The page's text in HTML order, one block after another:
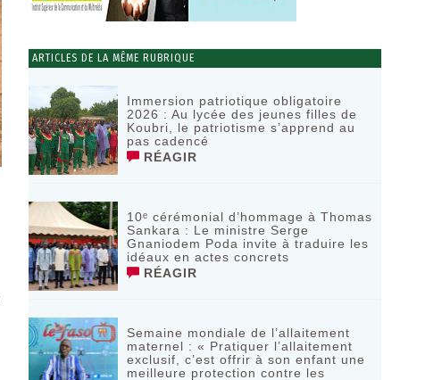
ARTICLES DE LA MÊME RUBRIQUE
Immersion patriotique obligatoire
2026 : Au lycée des jeunes filles de
Koubri, le patriotisme s’apprend au
pas cadencé
RÉAGIR
10ᵉ cérémonial d’hommage à Thomas
Sankara : Le ministre Serge
Gnaniodem Poda invite à traduire les
idéaux en actes concrets
RÉAGIR
Semaine mondiale de l’allaitement
maternel : « Pratiquer l’allaitement
exclusif, c’est offrir à son enfant une
meilleure protection contre les